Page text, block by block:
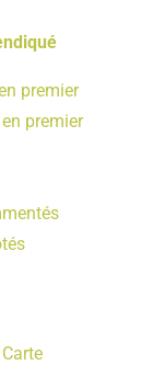
premier
premier
Carte